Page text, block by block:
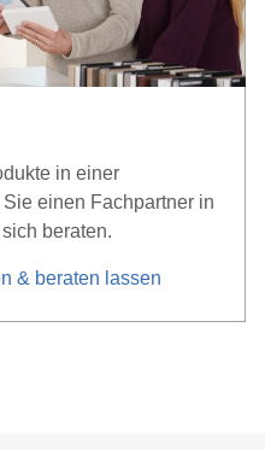
in einer
einen Fachpartner in
beraten.
& beraten lassen